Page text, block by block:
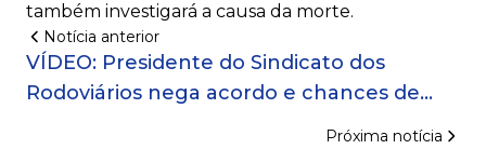
também investigará a causa da morte.
Notícia anterior
VÍDEO: Presidente do Sindicato dos
Rodoviários nega acordo e chances de
Próxima notícia